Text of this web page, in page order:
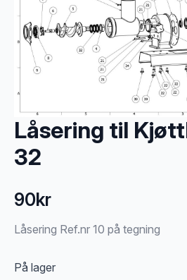
Låsering til
32
90kr
Låsering Ref.nr 10 på tegning
På lager